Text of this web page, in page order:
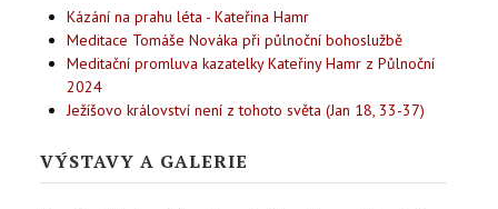
Kázání na prahu léta - Kateřina Hamr
Meditace Tomáše Nováka při půlnoční bohoslužbě
Meditační promluva kazatelky Kateřiny Hamr z Půlnoční
2024
Ježíšovo království není z tohoto světa (Jan 18, 33-37)
VÝSTAVY A GALERIE